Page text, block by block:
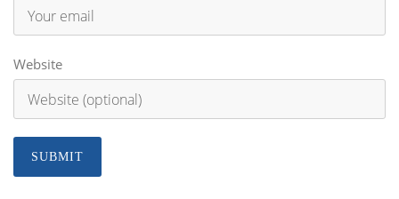
Website